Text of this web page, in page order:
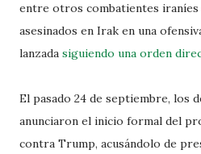
entre otros combatientes
asesinados en Irak en una
lanzada siguiendo una orden
El pasado 24 de septiembre, los
anunciaron el inicio formal del
contra Trump, acusándolo de